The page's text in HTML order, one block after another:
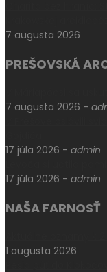
7 augusta 2026
PREŠOVSKÁ
7 augusta 2026 -
17 júla 2026 - admin
17 júla 2026 - admin
NAŠA FARNOSŤ
1 augusta 2026